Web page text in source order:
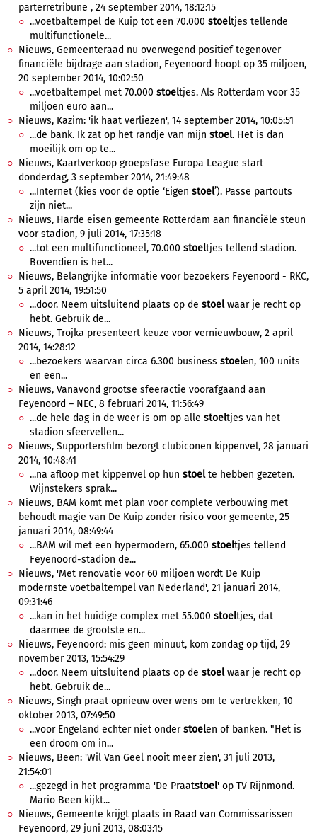
parterretribune , 24 september 2014, 18:12:15
...voetbaltempel de Kuip tot een 70.000 stoeltjes tellende
multifunctionele...
Nieuws, Gemeenteraad nu overwegend positief tegenover
financiële bijdrage aan stadion, Feyenoord hoopt op 35 miljoen,
20 september 2014, 10:02:50
...voetbaltempel met 70.000 stoeltjes. Als Rotterdam voor 35
miljoen euro aan...
Nieuws, Kazim: 'ik haat verliezen', 14 september 2014, 10:05:51
...de bank. Ik zat op het randje van mijn stoel. Het is dan
moeilijk om op te...
Nieuws, Kaartverkoop groepsfase Europa League start
donderdag, 3 september 2014, 21:49:48
...Internet (kies voor de optie ‘Eigen stoel’). Passe partouts
zijn niet...
Nieuws, Harde eisen gemeente Rotterdam aan financiële steun
voor stadion, 9 juli 2014, 17:35:18
...tot een multifunctioneel, 70.000 stoeltjes tellend stadion.
Bovendien is het...
Nieuws, Belangrijke informatie voor bezoekers Feyenoord - RKC,
5 april 2014, 19:51:50
...door. Neem uitsluitend plaats op de stoelwaar je recht op
hebt. Gebruik de...
Nieuws, Trojka presenteert keuze voor vernieuwbouw, 2 april
2014, 14:28:12
...bezoekers waarvan circa 6.300 business stoelen, 100 units
en een...
Nieuws, Vanavond grootse sfeeractie voorafgaand aan
Feyenoord – NEC, 8 februari 2014, 11:56:49
...de hele dag in de weer is om op alle stoeltjes van het
stadion sfeervellen...
Nieuws, Supportersfilm bezorgt clubiconen kippenvel, 28 januari
2014, 10:48:41
...na afloop met kippenvel op hun stoelte hebben gezeten.
Wijnstekers sprak...
Nieuws, BAM komt met plan voor complete verbouwing met
behoudt magie van De Kuip zonder risico voor gemeente, 25
januari 2014, 08:49:44
...BAM wil met een hypermodern, 65.000 stoeltjes tellend
Feyenoord-stadion de...
Nieuws, 'Met renovatie voor 60 miljoen wordt De Kuip
modernste voetbaltempel van Nederland', 21 januari 2014,
09:31:46
...kan in het huidige complex met 55.000 stoeltjes, dat
daarmee de grootste en...
Nieuws, Feyenoord: mis geen minuut, kom zondag op tijd, 29
november 2013, 15:54:29
...door. Neem uitsluitend plaats op de stoelwaar je recht op
hebt. Gebruik de...
Nieuws, Singh praat opnieuw over wens om te vertrekken, 10
oktober 2013, 07:49:50
...voor Engeland echter niet onderstoelen of banken. "Het is
een droom om in...
Nieuws, Been: 'Wil Van Geel nooit meer zien', 31 juli 2013,
21:54:01
...gezegd in het programma 'De Praatstoel' op TV Rijnmond.
Mario Been kijkt...
Nieuws, Gemeente krijgt plaats in Raad van Commissarissen
Feyenoord, 29 juni 2013, 08:03:15